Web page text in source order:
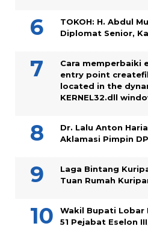
TOKOH: H. Abdul
Diplomat Senior,
Cara memperbaiki
entry point
located in the
KERNEL32.dll
Dr. Lalu Anton
Aklamasi Pimpin
Laga Bintang
Tuan Rumah
Wakil Bupati Lobar
51 Pejabat Eselon